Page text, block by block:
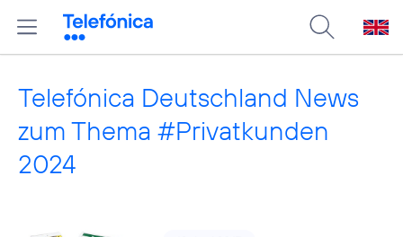
Telefónica Deutschland News
zum Thema #Privatkunden
2024